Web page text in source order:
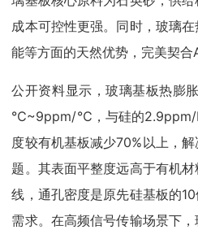
成本可控性更强。同时，玻璃
能等方面的天然优势，完美契合
公开资料显示，玻璃基板热膨
℃~9ppm/℃，与硅的2.9ppm/
度较有机基板减少70%以上，
题。其表面平整度远高于有机
线，通孔密度是原先硅基板的
需求。在高频信号传输场景下